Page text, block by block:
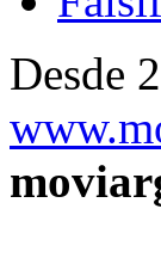
Desde